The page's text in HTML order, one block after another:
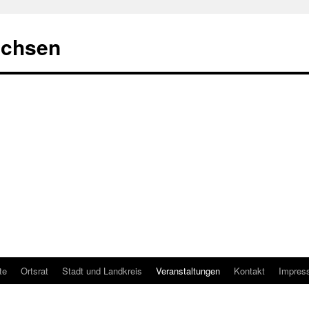
Ortsrat Stadt und Landkreis Veranstaltungen Kontakt